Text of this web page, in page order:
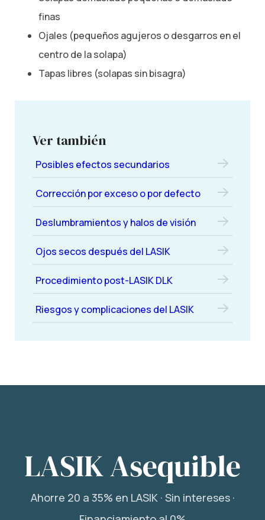
finas
Ojales (pequeños agujeros o desgarros en el
centro de la solapa)
Tapas libres (solapas sin bisagra)
Ver también
Posibles efectos secundarios
Corrección por exceso o por defecto
Deslumbramientos y halos de visión
Ojos secos después del LASIK
Procedimiento post-LASIK DLK
Riesgos y complicaciones del LASIK
LASIK Asequible
Ahorre 20 a 35% en LASIK · Sin intereses ·